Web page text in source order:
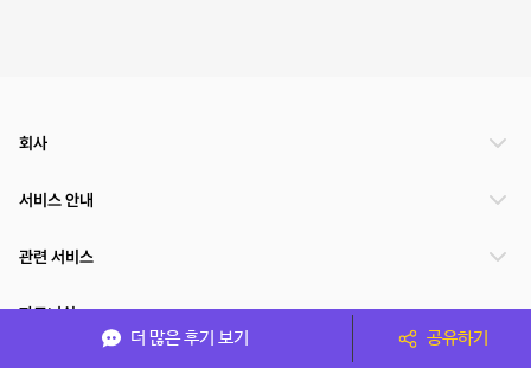
더 많은 후기 보기 공유하기
회사
서비스 안내
관련 서비스
파트너쉽